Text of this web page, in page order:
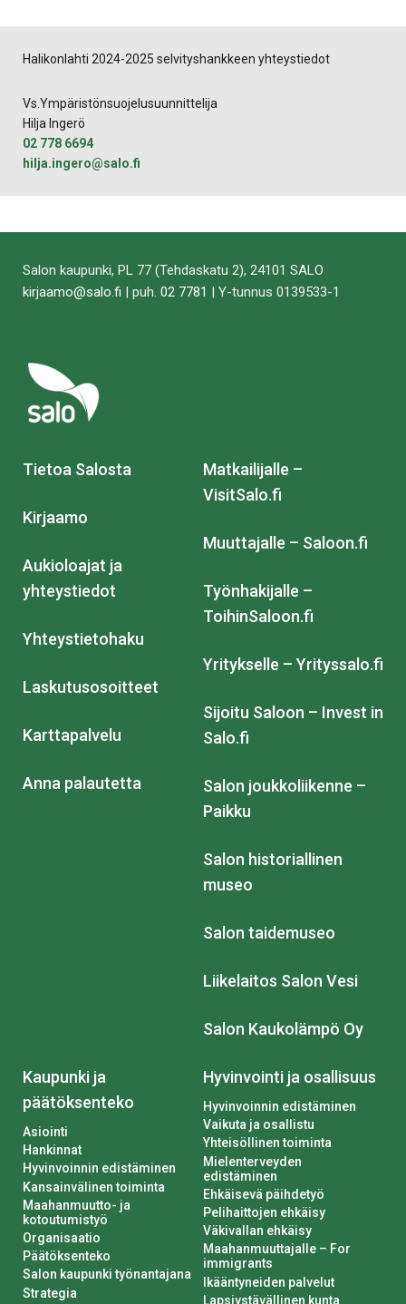
Halikonlahti 2024-2025 selvityshankkeen yhteystiedot
Vs.Ympäristönsuojelusuunnittelija
Hilja Ingerö
02 778 6694
hilja.ingero@salo.fi
Salon kaupunki, PL 77 (Tehdaskatu 2), 24101 SALO
kirjaamo@salo.fi | puh. 02 7781 | Y-tunnus 0139533-1
Tietoa Salosta
Kirjaamo
Aukioloajat ja
yhteystiedot
Yhteystietohaku
Laskutusosoitteet
Karttapalvelu
Anna palautetta
Matkailijalle –
VisitSalo.fi
Muuttajalle – Saloon.fi
Työnhakijalle –
ToihinSaloon.fi
Yritykselle – Yrityssalo.fi
Sijoitu Saloon – Invest in
Salo.fi
Salon joukkoliikenne –
Paikku
Salon historiallinen
museo
Salon taidemuseo
Liikelaitos Salon Vesi
Salon Kaukolämpö Oy
Kaupunki ja
päätöksenteko
Asiointi
Hankinnat
Hyvinvoinnin edistäminen
Kansainvälinen toiminta
Maahanmuutto- ja
kotoutumistyö
Organisaatio
Päätöksenteko
Salon kaupunki työnantajana
Strategia
Hyvinvointi ja osallisuus
Hyvinvoinnin edistäminen
Vaikuta ja osallistu
Yhteisöllinen toiminta
Mielenterveyden
edistäminen
Ehkäisevä päihdetyö
Pelihaittojen ehkäisy
Väkivallan ehkäisy
Maahanmuuttajalle – For
immigrants
Ikääntyneiden palvelut
Lapsiystävällinen kunta